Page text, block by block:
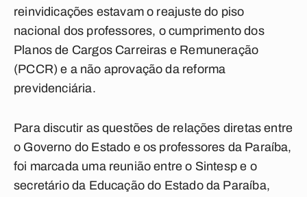
reinvidicações estavam o reajuste do piso
nacional dos professores, o cumprimento dos
Planos de Cargos Carreiras e Remuneração
(PCCR) e a não aprovação da reforma
previdenciária.
Para discutir as questões de relações diretas entre
o Governo do Estado e os professores da Paraíba,
foi marcada uma reunião entre o Sintesp e o
secretário da Educação do Estado da Paraíba,